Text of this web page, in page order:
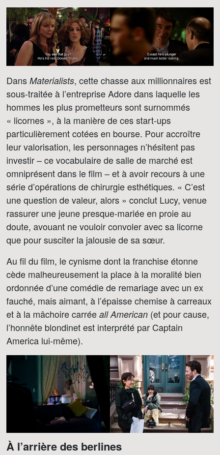
Dans Materialists, cette chasse aux millionnaires est
sous-traitée à l’entreprise Adore dans laquelle les
hommes les plus prometteurs sont surnommés
« licornes », à la manière de ces start-ups
particulièrement cotées en bourse. Pour accroître
leur valorisation, les personnages n’hésitent pas
investir – ce vocabulaire de salle de marché est
omniprésent dans le film – et à avoir recours à une
série d’opérations de chirurgie esthétiques. « C’est
une question de valeur, alors » conclut Lucy, venue
rassurer une jeune presque-mariée en proie au
doute, avouant ne vouloir convoler avec sa licorne
que pour susciter la jalousie de sa sœur.
Au fil du film, le cynisme dont la franchise étonne
cède malheureusement la place à la moralité bien
ordonnée d’une comédie de remariage avec un ex
fauché, mais aimant, à l’épaisse chemise à carreaux
et à la mâchoire carrée all American (et pour cause,
l’honnête blondinet est interprété par Captain
America lui-même).
À l’arrière des berlines